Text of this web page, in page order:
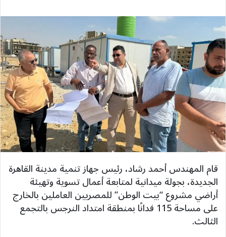
قام المهندس أحمد رشاد، رئيس جهاز تنمية مدينة القاهرة
الجديدة، بجولة ميدانية لمتابعة أعمال تسوية وتهيئة
أراضي مشروع “بيت الوطن” للمصريين العاملين بالخارج
على مساحة 115 فدانًا بمنطقة امتداد النرجس بالتجمع
الثالث.